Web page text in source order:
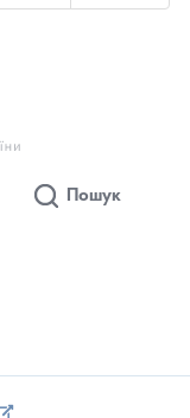
Пошук